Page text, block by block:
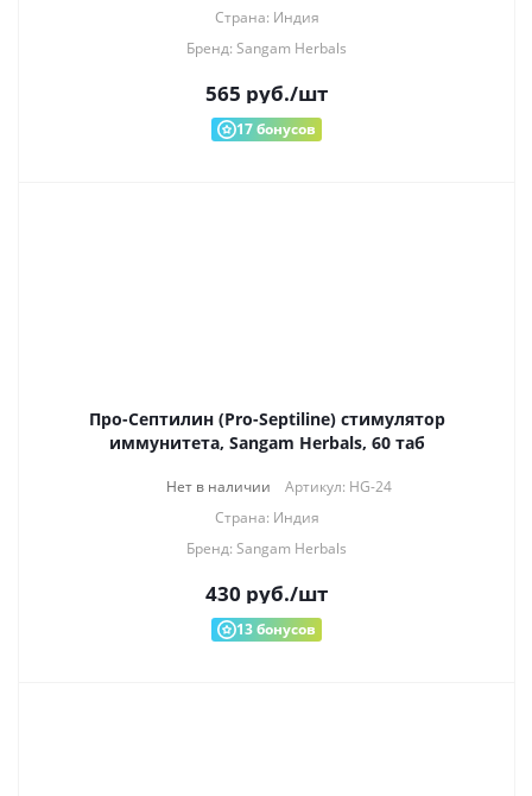
Страна: Индия
Бренд: Sangam Herbals
565 руб./шт
17бонусов
Про-Септилин (Pro-Septiline) стимулятор
иммунитета, Sangam Herbals, 60 таб
Нет в наличии
Артикул: HG-24
Страна: Индия
Бренд: Sangam Herbals
430 руб./шт
13бонусов